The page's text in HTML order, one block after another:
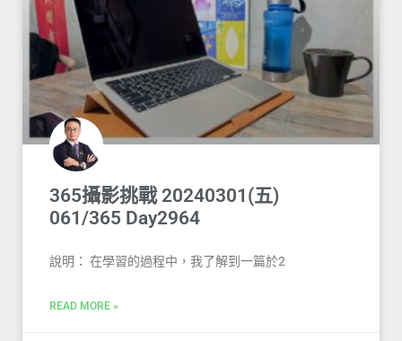
365攝影挑戰 20240301(五)
061/365 Day2964
說明： 在學習的過程中，我了解到一篇於2
READ MORE »